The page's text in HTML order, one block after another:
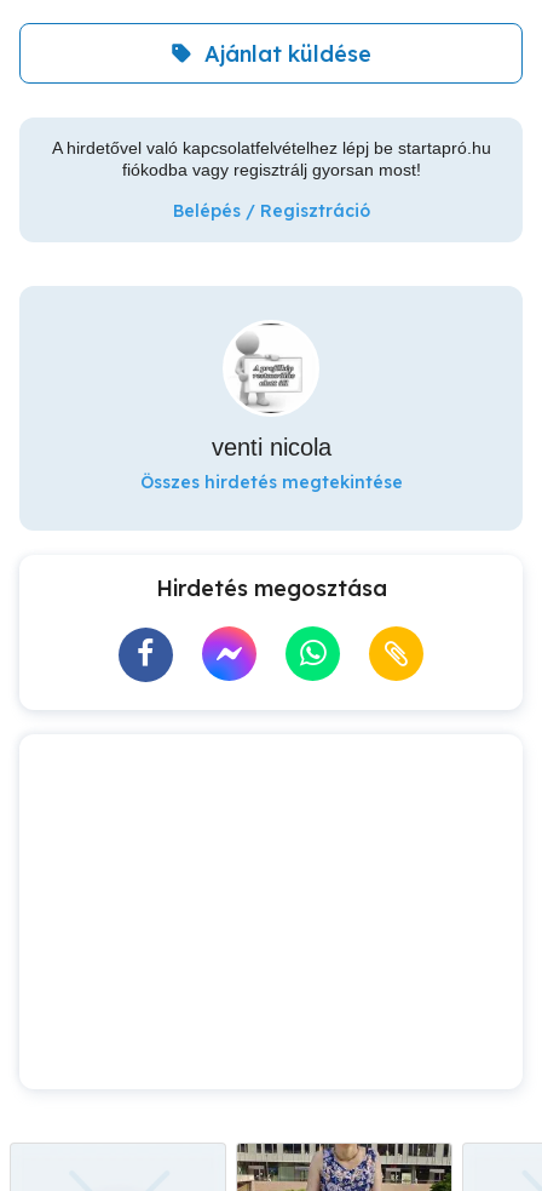
Ajánlat küldése
A hirdetővel való kapcsolatfelvételhez lépj be startapró.hu
fiókodba vagy regisztrálj gyorsan most!
Belépés / Regisztráció
venti nicola
Összes hirdetés megtekintése
Hirdetés megosztása